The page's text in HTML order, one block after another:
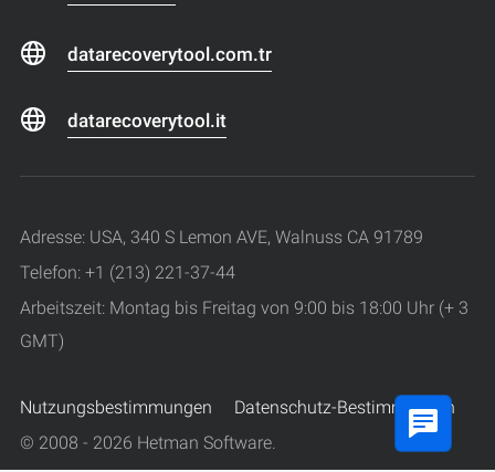
datarecoverytool.com.tr
datarecoverytool.it
Adresse: USA, 340 S Lemon AVE, Walnuss CA 91789
Telefon: +1 (213) 221-37-44
Arbeitszeit: Montag bis Freitag von 9:00 bis 18:00 Uhr (+ 3
GMT)
Nutzungsbestimmungen
Datenschutz-Bestimmungen
© 2008 - 2026 Hetman Software.